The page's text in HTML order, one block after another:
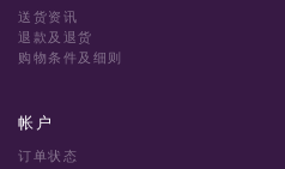
送货资讯
退款及退货
购物条件及细则
帐户
订单状态